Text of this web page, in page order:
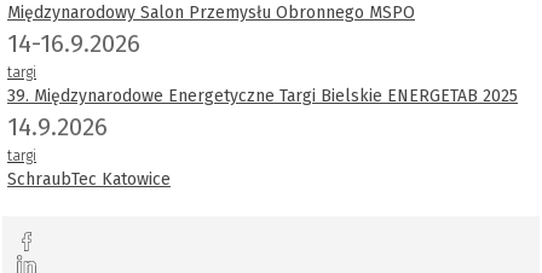
Międzynarodowy Salon Przemysłu Obronnego MSPO
14-16.9.2026
targi
39. Międzynarodowe Energetyczne Targi Bielskie ENERGETAB 2025
14.9.2026
targi
SchraubTec Katowice